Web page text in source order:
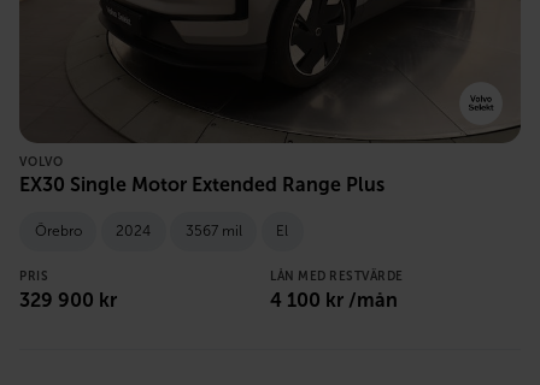
VOLVO
EX30 Single Motor Extended Range Plus
Örebro 2024 3567 mil El
PRIS
329 900 kr
LÅN MED RESTVÄRDE
4 100 kr /mån